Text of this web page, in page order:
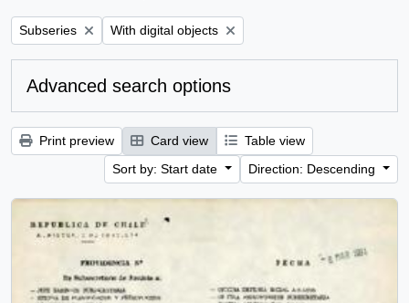
Remove filter:
Subseries Remove filter:
With digital objects
Advanced search options
Print preview Card view
Table view
Sort by: Start date
Direction: Descending